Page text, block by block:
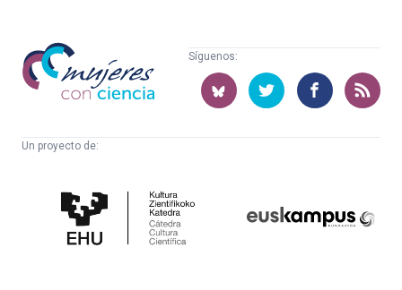
Mujeres
con
ciencia
Síguenos:
Un proyecto de:
Cultura
Científica